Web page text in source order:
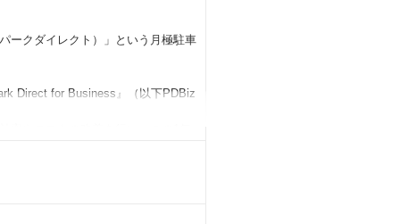
ークダイレクト）」という月極駐車
Direct for Business』（以下PDBiz
の数％と、非常に巨大な成長ポテ